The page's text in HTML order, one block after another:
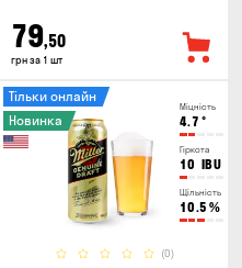
79,50
грн за 1 шт
Міцність
4.7 °
Гіркота
10 IBU
Щільність
10.5 %
(0)
Тільки онлайн
Новинка